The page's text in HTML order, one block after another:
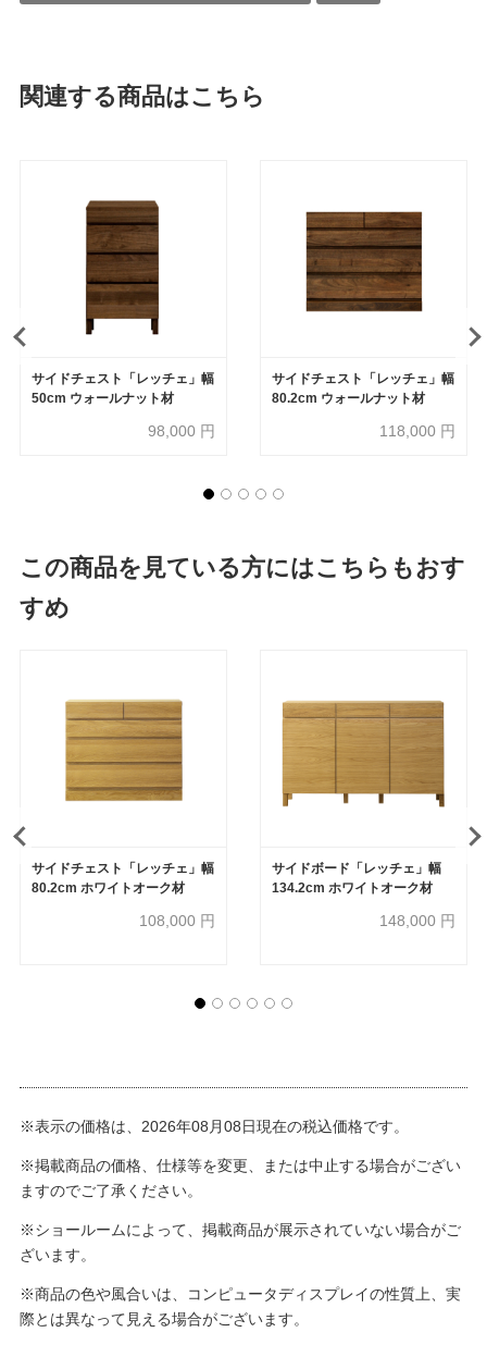
関連する商品はこちら
サイドチェスト「レッチェ」幅
50cm ウォールナット材
98,000 円
サイドチェスト「レッチェ」幅
80.2cm ウォールナット材
118,000 円
この商品を見ている方にはこちらもおす
すめ
サイドチェスト「レッチェ」幅
80.2cm ホワイトオーク材
108,000 円
サイドボード「レッチェ」幅
134.2cm ホワイトオーク材
148,000 円
※表示の価格は、2026年08月08日現在の税込価格です。
※掲載商品の価格、仕様等を変更、または中止する場合がござい
ますのでご了承ください。
※ショールームによって、掲載商品が展示されていない場合がご
ざいます。
※商品の色や風合いは、コンピュータディスプレイの性質上、実
際とは異なって見える場合がございます。